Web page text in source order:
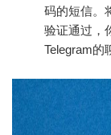
码的短信。
验证通过，
Telegram的